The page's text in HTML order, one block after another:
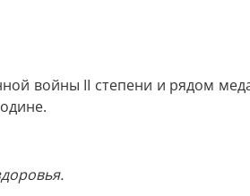
войны II степени и рядом